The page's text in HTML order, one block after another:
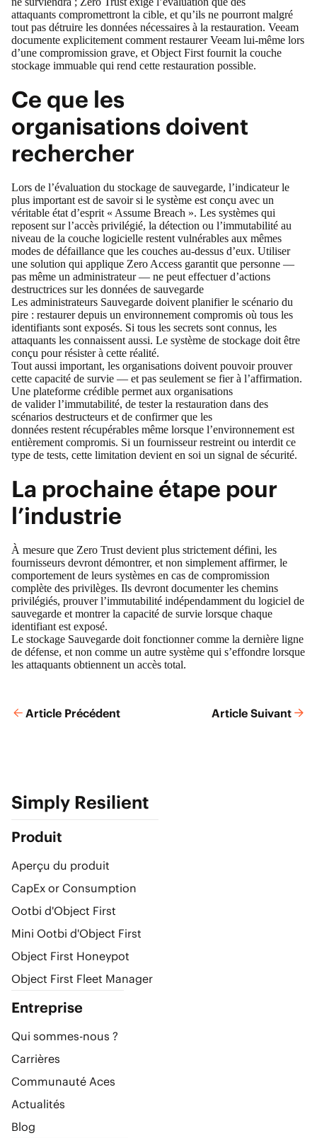
attaquants compromettront la cible, et qu’ils ne pourront malgré
tout pas détruire les données nécessaires à la restauration. Veeam
documente explicitement comment restaurer Veeam lui-même lors
d’une compromission grave, et Object First fournit la couche
stockage immuable qui rend cette restauration possible.
Ce que les
organisations doivent
rechercher
Lors de l’évaluation du stockage de sauvegarde, l’indicateur le
plus important est de savoir si le système est conçu avec un
véritable état d’esprit « Assume Breach ». Les systèmes qui
reposent sur l’accès privilégié, la détection ou l’immutabilité au
niveau de la couche logicielle restent vulnérables aux mêmes
modes de défaillance que les couches au-dessus d’eux. Utiliser
une solution qui applique Zero Access garantit que personne —
pas même un administrateur — ne peut effectuer d’actions
destructrices sur les données de sauvegarde
Les administrateurs Sauvegarde doivent planifier le scénario du
pire : restaurer depuis un environnement compromis où tous les
identifiants sont exposés. Si tous les secrets sont connus, les
attaquants les connaissent aussi. Le système de stockage doit être
conçu pour résister à cette réalité.
Tout aussi important, les organisations doivent pouvoir prouver
cette capacité de survie — et pas seulement se fier à l’affirmation.
Une plateforme crédible permet aux organisations
de valider l’immutabilité, de tester la restauration dans des
scénarios destructeurs et de confirmer que les
données restent récupérables même lorsque l’environnement est
entièrement compromis. Si un fournisseur restreint ou interdit ce
type de tests, cette limitation devient en soi un signal de sécurité.
La prochaine étape pour
l’industrie
À mesure que Zero Trust devient plus strictement défini, les
fournisseurs devront démontrer, et non simplement affirmer, le
comportement de leurs systèmes en cas de compromission
complète des privilèges. Ils devront documenter les chemins
privilégiés, prouver l’immutabilité indépendamment du logiciel de
sauvegarde et montrer la capacité de survie lorsque chaque
identifiant est exposé.
Le stockage Sauvegarde doit fonctionner comme la dernière ligne
de défense, et non comme un autre système qui s’effondre lorsque
les attaquants obtiennent un accès total.
Article Précédent Article Suivant
Simply Resilient
Produit
Aperçu du produit
CapEx or Consumption
Ootbi d'Object First
Mini Ootbi d'Object First
Object First Honeypot
Object First Fleet Manager
Entreprise
Qui sommes-nous ?
Carrières
Communauté Aces
Actualités
Blog